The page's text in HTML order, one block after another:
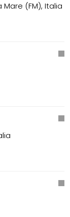
(FM), Italia